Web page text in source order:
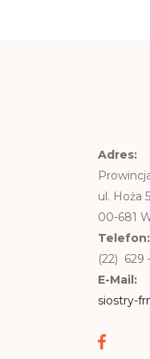
Adres:
ul. Hoża
00-681
Telefon:
(22) 629
E-Mail:
siostry-